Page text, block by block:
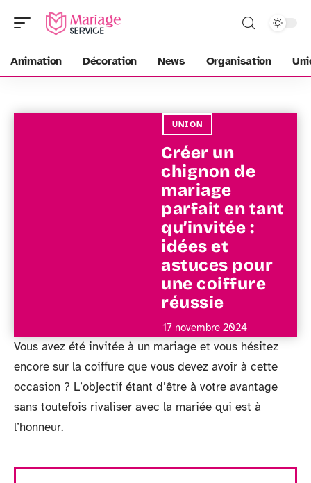
Animation Décoration News Organisation
UNION
Créer un
chignon de
mariage
parfait en tant
qu’invitée :
idées et
astuces pour
une coiffure
réussie
17 novembre 2024
Vous avez été invitée à un mariage et vous hésitez
encore sur la coiffure que vous devez avoir à cette
occasion ? L’objectif étant d’être à votre avantage
sans toutefois rivaliser avec la mariée qui est à
l’honneur.